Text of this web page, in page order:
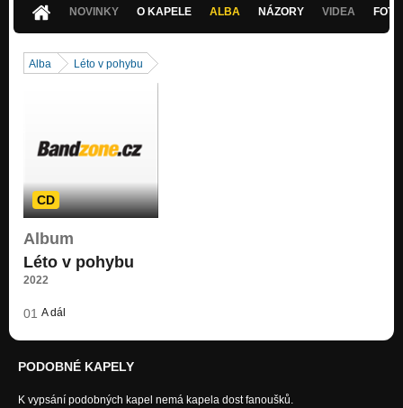
NOVINKY O KAPELE ALBA NÁZORY VIDEA
Alba Léto v pohybu
CD
Album
Léto v pohybu
2022
01 A dál
PODOBNÉ KAPELY
K vypsání podobných kapel nemá kapela dost fanoušků.